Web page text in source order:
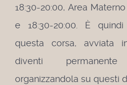
18:30-20:00, Area
e 18:30-20:00. È
questa corsa, avviata
diventi
organizzandola su questi